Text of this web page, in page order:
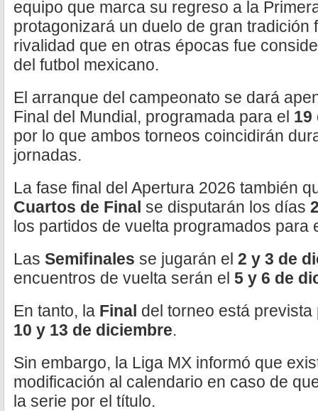
equipo que marca su regreso a la
protagonizará un duelo de gran tradición
rivalidad que en otras épocas fue
del futbol mexicano.
El arranque del campeonato se dará
Final del Mundial, programada para el 19
por lo que ambos torneos coincidirán
jornadas.
La fase final del Apertura 2026 también
Cuartos de Final se disputarán los días
los partidos de vuelta programados para
Las Semifinales se jugarán el 2 y 3 de
encuentros de vuelta serán el 5 y 6 de
En tanto, la Final del torneo está
10 y 13 de diciembre.
Sin embargo, la Liga MX informó que
modificación al calendario en caso de
la serie por el título.